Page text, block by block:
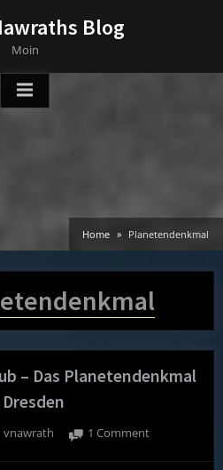
Blog
Moin
Home Planetendenkmal
– Das Planetendenkmal
By
vnawrath 1 Commenton